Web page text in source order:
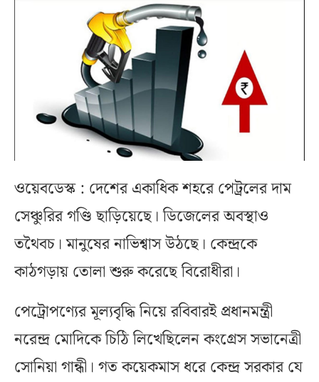
ওয়েবডেস্ক : দেশের একাধিক শহরে পেট্রলের দাম
সেঞ্চুরির গণ্ডি ছাড়িয়েছে। ডিজেলের অবস্থাও
তথৈবচ। মানুষের নাভিশ্বাস উঠছে। কেন্দ্রকে
কাঠগড়ায় তোলা শুরু করেছে বিরোধীরা।
পেট্রোপণ্যের মূল্যবৃদ্ধি নিয়ে রবিবারই প্রধানমন্ত্রী
নরেন্দ্র মোদিকে চিঠি লিখেছিলেন কংগ্রেস সভানেত্রী
সোনিয়া গান্ধী। গত কয়েকমাস ধরে কেন্দ্র সরকার যে